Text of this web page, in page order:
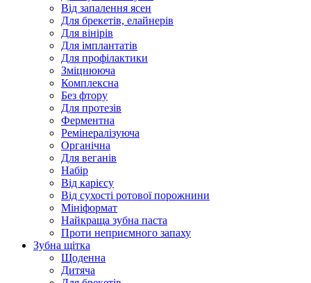
Від запалення ясен
Для брекетів, елайнерів
Для вінірів
Для імплантатів
Для профілактики
Зміцнююча
Комплексна
Без фтору
Для протезів
Ферментна
Ремінералізуюча
Органічна
Для веганів
Набір
Від карієсу
Від сухості ротової порожнини
Мініформат
Найкраща зубна паста
Проти неприємного запаху
Зубна щітка
Щоденна
Дитяча